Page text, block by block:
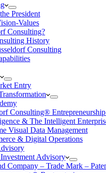
President
Values
Consulting?
History
Consulting
Entry
Consulting®
& The Intelligent
Visual Data Management
& Digital Operations
Advisory
Company – Trade Mark –